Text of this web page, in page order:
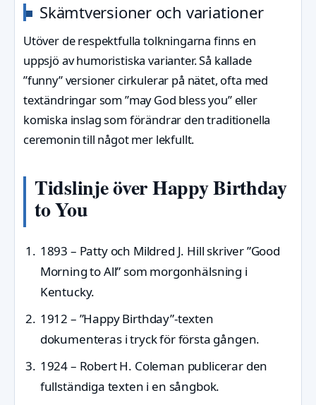
Skämtversioner och variationer
Utöver de respektfulla tolkningarna finns en
uppsjö av humoristiska varianter. Så kallade
”funny” versioner cirkulerar på nätet, ofta med
textändringar som ”may God bless you” eller
komiska inslag som förändrar den traditionella
ceremonin till något mer lekfullt.
Tidslinje över Happy Birthday
to You
1893 – Patty och Mildred J. Hill skriver ”Good
Morning to All” som morgonhälsning i
Kentucky.
1912 – ”Happy Birthday”-texten
dokumenteras i tryck för första gången.
1924– Robert H. Coleman publicerar den
fullständiga texten i en sångbok.